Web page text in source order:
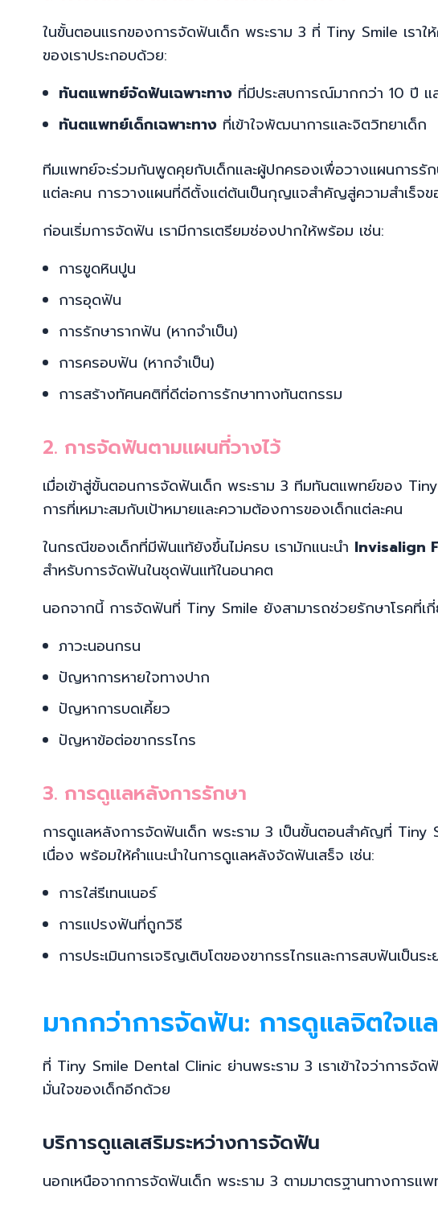
ในขั้นตอนแรกของการจัดฟันเด็ก พระราม 3 ที่ Tiny Smile เรา
ของเราประกอบด้วย:
ทันตแพทย์จัดฟันเฉพาะทาง ที่มีประสบการณ์มากกว่า 10 ปี
ทันตแพทย์เด็กเฉพาะทาง ที่เข้าใจพัฒนาการและจิตวิทยาเด็ก
ทีมแพทย์จะร่วมกันพูดคุยกับเด็กและผู้ปกครองเพื่อวางแผนการรั
แต่ละคน การวางแผนที่ดีตั้งแต่ต้นเป็นกุญแจสำคัญสู่ความสำเร็จ
ก่อนเริ่มการจัดฟัน เรามีการเตรียมช่องปากให้พร้อม เช่น:
การขูดหินปูน
การอุดฟัน
การรักษารากฟัน (หากจำเป็น)
การครอบฟัน (หากจำเป็น)
การสร้างทัศนคติที่ดีต่อการรักษาทางทันตกรรม
2. การจัดฟันตามแผนที่วางไว้
เมื่อเข้าสู่ขั้นตอนการจัดฟันเด็ก พระราม 3 ทีมทันตแพทย์ของ
การที่เหมาะสมกับเป้าหมายและความต้องการของเด็กแต่ละคน
ในกรณีของเด็กที่มีฟันแท้ยังขึ้นไม่ครบ เรามักแนะนำ Invisalign
สำหรับการจัดฟันในชุดฟันแท้ในอนาคต
นอกจากนี้ การจัดฟันที่ Tiny Smile ยังสามารถช่วยรักษาโรคที่เกี่
ภาวะนอนกรน
ปัญหาการหายใจทางปาก
ปัญหาการบดเคี้ยว
ปัญหาข้อต่อขากรรไกร
3. การดูแลหลังการรักษา
การดูแลหลังการจัดฟันเด็ก พระราม 3 เป็นขั้นตอนสำคัญที่ Tiny
เนื่อง พร้อมให้คำแนะนำในการดูแลหลังจัดฟันเสร็จ เช่น:
การใส่รีเทนเนอร์
การแปรงฟันที่ถูกวิธี
การประเมินการเจริญเติบโตของขากรรไกรและการสบฟันเป็นระ
มากกว่าการจัดฟัน: การดูแลจิตใจแ
ที่ Tiny Smile Dental Clinic ย่านพระราม 3 เราเข้าใจว่าการจั
มั่นใจของเด็กอีกด้วย
บริการดูแลเสริมระหว่างการจัดฟัน
นอกเหนือจากการจัดฟันเด็ก พระราม 3 ตามมาตรฐานทางการ